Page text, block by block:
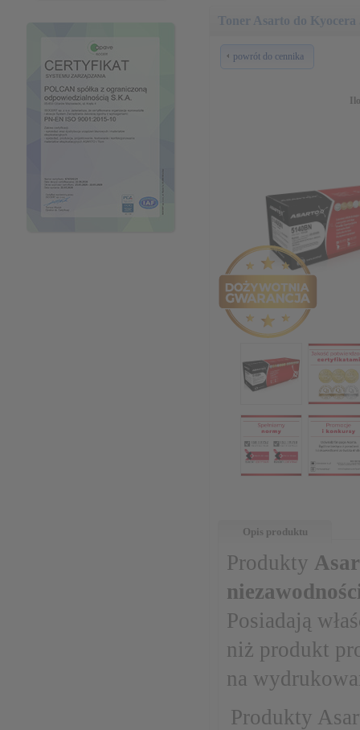
Toner Asarto do
powrót do cennika
Opis produktu
Produkty
Posiadają
niż produkt
na
Produkty